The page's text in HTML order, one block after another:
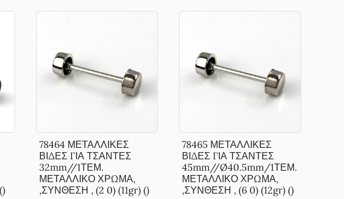
78464 ΜΕΤΑΛΛΙΚΕΣ
ΒΙΔΕΣ ΓΙΑ ΤΣΑΝΤΕΣ
32mm//1ΤΕΜ.
ΜΕΤΑΛΛΙΚΟ ΧΡΩΜΑ,
,ΣΥΝΘΕΣΗ , (2 0) (11gr) ()
78465 ΜΕΤΑΛΛΙΚΕΣ
ΒΙΔΕΣ ΓΙΑ ΤΣΑΝΤΕΣ
45mm//Ø40.5mm/1ΤΕΜ.
ΜΕΤΑΛΛΙΚΟ ΧΡΩΜΑ,
,ΣΥΝΘΕΣΗ , (6 0) (12gr) ()